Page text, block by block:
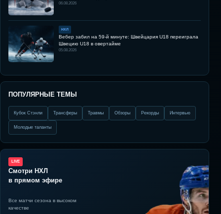
06.08.2026
НХЛ
Вебер забил на 59-й минуте: Швейцария U18 переиграла
Швецию U18 в овертайме
05.08.2026
ПОПУЛЯРНЫЕ ТЕМЫ
Кубок Стэнли Трансферы Травмы Обзоры Рекорды Интервью
Молодые таланты
LIVE
Смотри НХЛ
в прямом эфире
Все матчи сезона в высоком
качестве